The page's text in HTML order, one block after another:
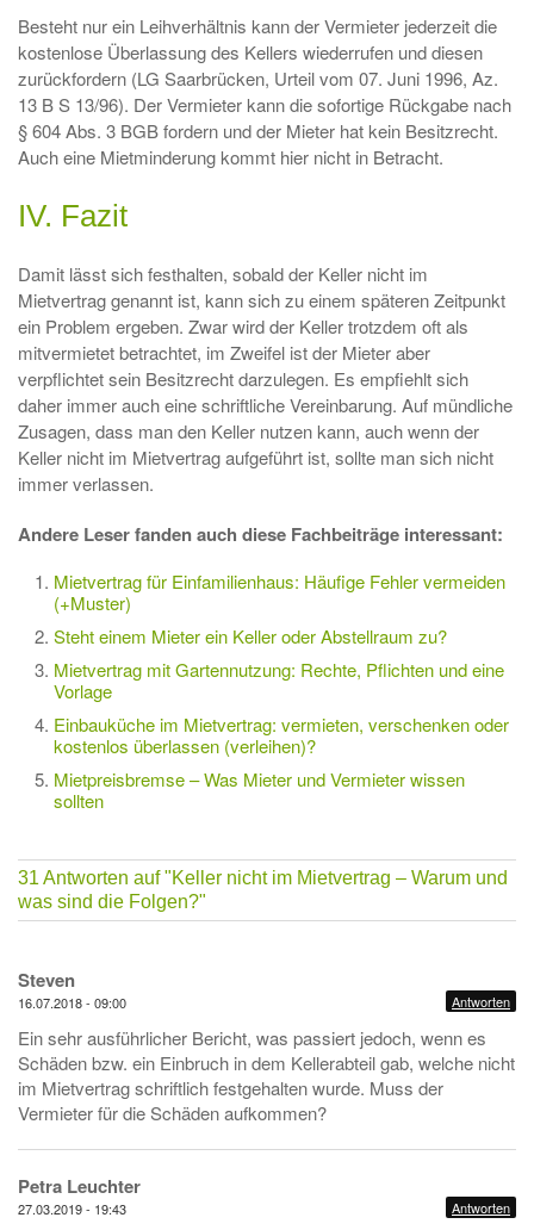
Besteht nur ein Leihverhältnis kann der Vermieter jederzeit die
kostenlose Überlassung des Kellers wiederrufen und diesen
zurückfordern (LG Saarbrücken, Urteil vom 07. Juni 1996, Az.
13 B S 13/96). Der Vermieter kann die sofortige Rückgabe nach
§ 604 Abs. 3 BGB fordern und der Mieter hat kein Besitzrecht.
Auch eine Mietminderung kommt hier nicht in Betracht.
IV. Fazit
Damit lässt sich festhalten, sobald der Keller nicht im
Mietvertrag genannt ist, kann sich zu einem späteren Zeitpunkt
ein Problem ergeben. Zwar wird der Keller trotzdem oft als
mitvermietet betrachtet, im Zweifel ist der Mieter aber
verpflichtet sein Besitzrecht darzulegen. Es empfiehlt sich
daher immer auch eine schriftliche Vereinbarung. Auf mündliche
Zusagen, dass man den Keller nutzen kann, auch wenn der
Keller nicht im Mietvertrag aufgeführt ist, sollte man sich nicht
immer verlassen.
Andere Leser fanden auch diese Fachbeiträge interessant:
Mietvertrag für Einfamilienhaus: Häufige Fehler vermeiden
(+Muster)
Steht einem Mieter ein Keller oder Abstellraum zu?
Mietvertrag mit Gartennutzung: Rechte, Pflichten und eine
Vorlage
Einbauküche im Mietvertrag: vermieten, verschenken oder
kostenlos überlassen (verleihen)?
Mietpreisbremse – Was Mieter und Vermieter wissen
sollten
31 Antworten auf"Keller nicht im Mietvertrag – Warum und
was sind die Folgen?"
Steven
16.07.2018 - 09:00 Antworten
Ein sehr ausführlicher Bericht, was passiert jedoch, wenn es
Schäden bzw. ein Einbruch in dem Kellerabteil gab, welche nicht
im Mietvertrag schriftlich festgehalten wurde. Muss der
Vermieter für die Schäden aufkommen?
Petra Leuchter
27.03.2019 - 19:43 Antworten